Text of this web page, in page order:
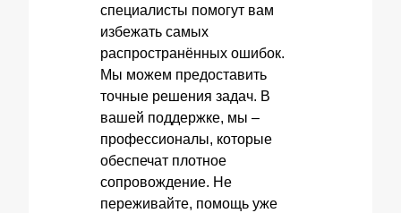
специалисты помогут вам
избежать самых
распространённых ошибок.
Мы можем предоставить
точные решения задач. В
вашей поддержке, мы –
профессионалы, которые
обеспечат плотное
сопровождение. Не
переживайте, помощь уже